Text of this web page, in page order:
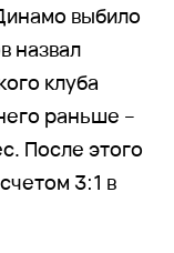
выбило
назвал
клуба
раньше –
После этого
3:1 в